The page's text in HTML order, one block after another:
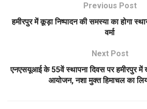
Previous Post
हमीरपुर में कूड़ा निष्पादन की समस्या का होगा
वर्मा
Next Post
एनएसयूआई के 55वें स्थापना दिवस पर हमीरपुर में
आयोजन, नशा मुक्त हिमाचल का